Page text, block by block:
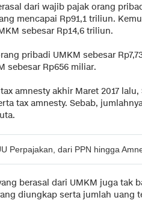
dari wajib pajak orang
mencapai Rp91,1 triliun.
sebesar Rp14,6 triliun.
pribadi UMKM sebesar
sebesar Rp656 miliar.
amnesty akhir Maret 2017
tax amnesty. Sebab,
Perpajakan, dari PPN hingga
berasal dari UMKM juga tak
diungkap serta jumlah uang